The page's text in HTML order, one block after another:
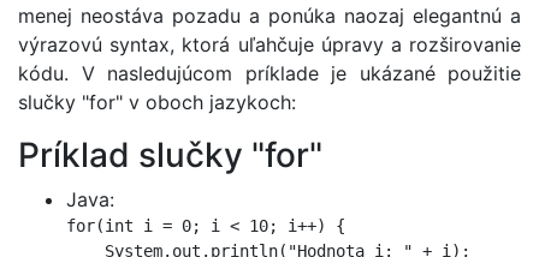
menej neostáva pozadu a ponúka naozaj elegantnú a
výrazovú syntax, ktorá uľahčuje úpravy a rozširovanie
kódu. V nasledujúcom príklade je ukázané použitie
slučky "for" v oboch jazykoch:
Príklad slučky "for"
Java:
for(int i = 0; i < 10; i++) {
    System.out.println("Hodnota i: " + i);